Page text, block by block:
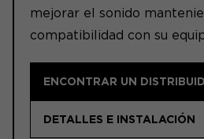
mejorar el sonido
compatibilidad con su
ENCONTRAR UN
DETALLES E INSTALACIÓN